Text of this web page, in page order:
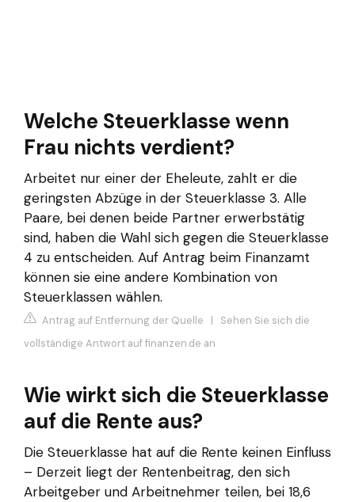
Welche Steuerklasse wenn
Frau nichts verdient?
Arbeitet nur einer der Eheleute, zahlt er die
geringsten Abzüge in der Steuerklasse 3. Alle
Paare, bei denen beide Partner erwerbstätig
sind, haben die Wahl sich gegen die Steuerklasse
4 zu entscheiden. Auf Antrag beim Finanzamt
können sie eine andere Kombination von
Steuerklassen wählen.
Antrag auf Entfernung der Quelle | Sehen Sie sich die
vollständige Antwort auf finanzen.de an
Wie wirkt sich die Steuerklasse
auf die Rente aus?
Die Steuerklasse hat auf die Rente keinen Einfluss
– Derzeit liegt der Rentenbeitrag, den sich
Arbeitgeber und Arbeitnehmer teilen, bei 18,6